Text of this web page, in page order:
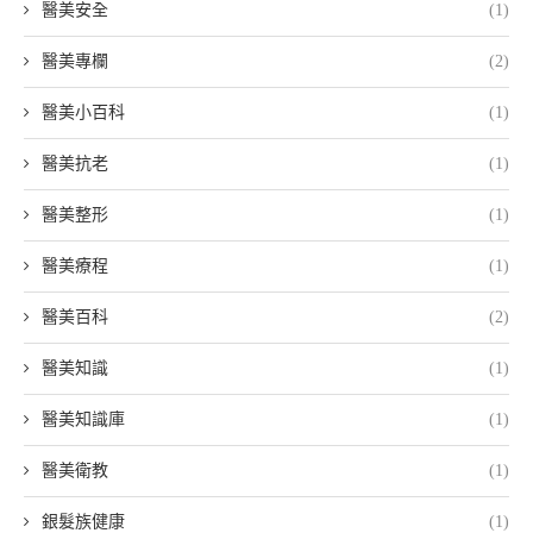
醫美安全 (1)
醫美專欄 (2)
醫美小百科 (1)
醫美抗老 (1)
醫美整形 (1)
醫美療程 (1)
醫美百科 (2)
醫美知識 (1)
醫美知識庫 (1)
醫美衛教 (1)
銀髮族健康 (1)